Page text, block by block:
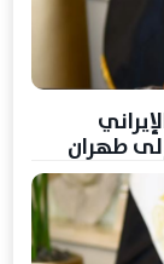
إلى طهران